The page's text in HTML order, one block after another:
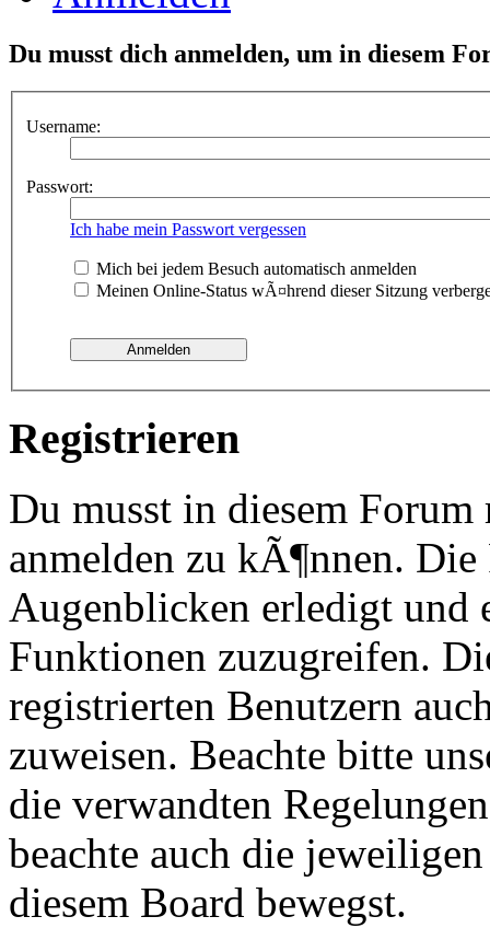
Du musst dich anmelden, um in diesem
Username:
Passwort:
Ich habe mein Passwort vergessen
Mich bei jedem Besuch automatisch anmelden
Meinen Online-Status wÃ¤hrend dieser Sitzung
Registrieren
Du musst in diesem
anmelden zu kÃ¶nnen.
Augenblicken erledigt und
Funktionen zuzugreifen.
registrierten Benutzern
zuweisen. Beachte bitte
die verwandten
beachte auch die
diesem Board bewegst.